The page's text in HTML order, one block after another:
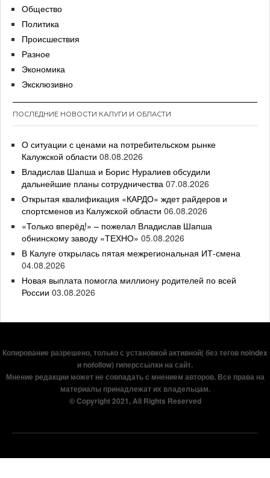
Общество
Политика
Происшествия
Разное
Экономика
Эксклюзивно
ПОСЛЕДНИЕ НОВОСТИ КАЛУГИ И ОБЛАСТИ
О ситуации с ценами на потребительском рынке
Калужской области 08.08.2026
Владислав Шапша и Борис Нуралиев обсудили
дальнейшие планы сотрудничества 07.08.2026
Открытая квалификация «КАРДО» ждет райдеров и
спортсменов из Калужской области 06.08.2026
«Только вперёд!» – пожелал Владислав Шапша
обнинскому заводу «ТЕХНО» 05.08.2026
В Калуге открылась пятая межрегиональная ИТ-смена
04.08.2026
Новая выплата помогла миллиону родителей по всей
России 03.08.2026
Копирование разрешено, только с установкой активной( без тегов noindex
и nofollow) гиперссылки на сайт.
Мнение редакции может не совпадать с мнением авторов. Все права на
материалы принадлежат их владельцам.
© Copyright 2021, All Rights Reserved